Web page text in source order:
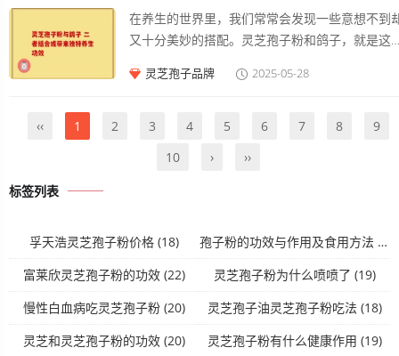
被人体充分吸收。这一技术突破，是济生堂灵芝
壁孢子粉的一大亮点。 济生堂在灵芝破壁孢子粉
的种植开始，就精心挑选适宜的环境，确保灵芝
粉后，运用先进的破壁技术，同时保留其活性成
壁孢子粉的品质在市场上脱颖而出。
在养生的世界里，我们常常会发现一些意想不到
又十分美妙的搭配。灵芝孢子粉和鸽子，就是这
这一来自灵芝的精华，自古以来就被视为珍贵的
类化合物等。灵芝多糖具有调节、抗、等多种功
的防御能力，帮助身体抵御外界菌的侵袭。三萜
就像是给身体注入了一股源源不断的活力源泉，
内而外改善身体机能。
灵芝孢子品牌 2025-05-28
‹‹ 1 2 3 4 5 6 7 8
9
10
›
››
标签列表
孚天浩灵芝孢子粉价格 (18) 孢子粉的功效与作用及食用方法
富莱欣灵芝孢子粉的功效 (22) 灵芝孢子粉为什么喷喷了 (19)
慢性白血病吃灵芝孢子粉 (20) 灵芝孢子油灵芝孢子粉吃法 (18)
灵芝和灵芝孢子粉的功效 (20) 灵芝孢子粉有什么健康作用 (19)